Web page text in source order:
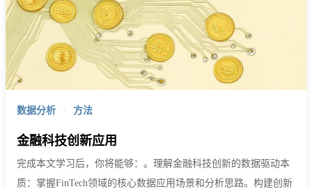
数据分析 · 方法
金融科技创新应用
完成本文学习后，你将能够：。理解金融科技创新的数据驱动本
质：掌握FinTech领域的核心数据应用场景和分析思路。构建创新